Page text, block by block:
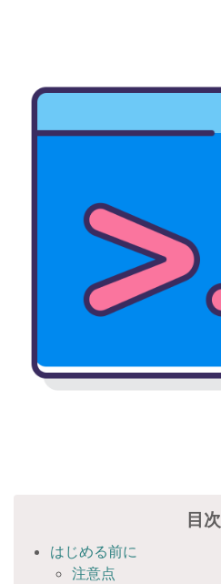
目次
はじめる前に
注意点